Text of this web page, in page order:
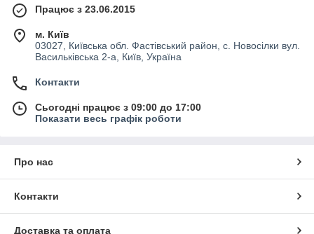
У разі, коли заміна сайлентблоків ресор кабіни «Рено
Магнум» відбувається за допомогою стаціонарного преса, з
автомобіля знімають ресору та поміщають на верстат, де
відбувається процедура. Це найбільш точний, але тривалий
метод.
Також роботу можна виконати шляхом вибивання та
запресування, використовуючи молот або кувалду. Для цієї
Renault Magnum
Працює з 23.06.2015
м. Київ
03027, Київська обл. Фастівський район, с. Новосілки вул.
Васильківська 2-а, Київ, Україна
Контакти
Сьогодні працює з 09:00 до 17:00
Показати весь графік роботи
Про нас
Контакти
Доставка та оплата